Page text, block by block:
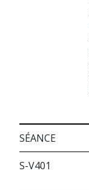
SÉANCE
S-V401